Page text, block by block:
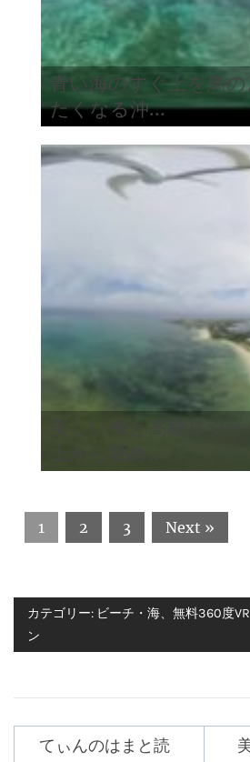
青い海のすぐ上を鳥
たくなる沖...
美しい海と高級リゾ
上から眺め...
1 2 3 Next »
カテゴリー: ビーチ・海、 無料360度
ン
てぃんのはまと読